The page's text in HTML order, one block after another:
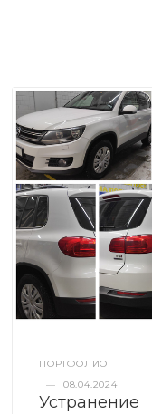
ПОРТФОЛИО
—
08.04.2024
Устранение